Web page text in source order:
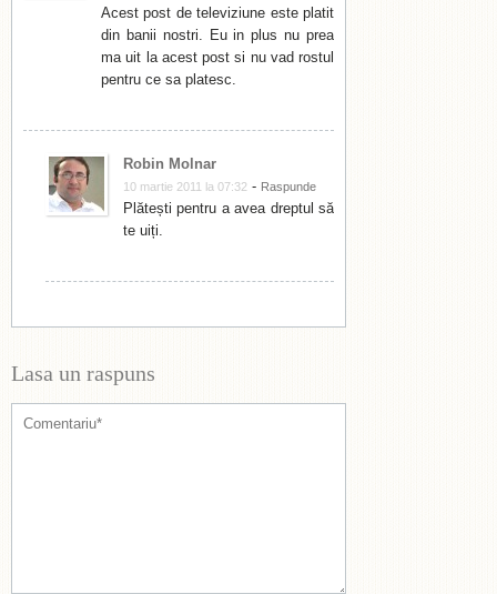
Acest post de televiziune este platit
din banii nostri. Eu in plus nu prea
ma uit la acest post si nu vad rostul
pentru ce sa platesc.
Robin Molnar
10 martie 2011 la 07:32 - Raspunde
Plătești pentru a avea dreptul să
te uiți.
Lasa un raspuns